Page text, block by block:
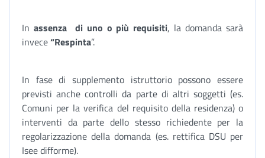
In assenza di uno o più requisiti, la domanda sarà
invece“Respinta”.
In fase di supplemento istruttorio possono essere
previsti anche controlli da parte di altri soggetti (es.
Comuni per la verifica del requisito della residenza) o
interventi da parte dello stesso richiedente per la
regolarizzazione della domanda (es. rettifica DSU per
Isee difforme).